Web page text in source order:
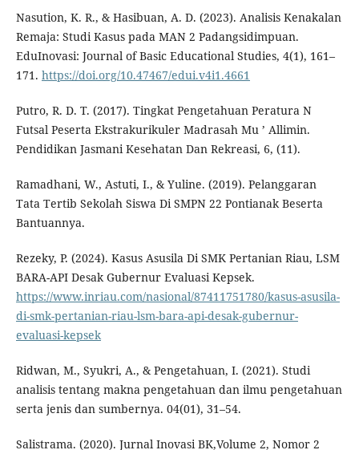
Nasution, K. R., & Hasibuan, A. D. (2023). Analisis Kenakalan
Remaja: Studi Kasus pada MAN 2 Padangsidimpuan.
EduInovasi: Journal of Basic Educational Studies, 4(1), 161–
171. https://doi.org/10.47467/edui.v4i1.4661
Putro, R. D. T. (2017). Tingkat Pengetahuan Peratura N
Futsal Peserta Ekstrakurikuler Madrasah Mu ’ Allimin.
Pendidikan Jasmani Kesehatan Dan Rekreasi, 6, (11).
Ramadhani, W., Astuti, I., & Yuline. (2019). Pelanggaran
Tata Tertib Sekolah Siswa Di SMPN 22 Pontianak Beserta
Bantuannya.
Rezeky, P. (2024). Kasus Asusila Di SMK Pertanian Riau, LSM
BARA-API Desak Gubernur Evaluasi Kepsek.
https://www.inriau.com/nasional/87411751780/kasus-asusila-
di-smk-pertanian-riau-lsm-bara-api-desak-gubernur-
evaluasi-kepsek
Ridwan, M., Syukri, A., & Pengetahuan, I. (2021). Studi
analisis tentang makna pengetahuan dan ilmu pengetahuan
serta jenis dan sumbernya. 04(01), 31–54.
Salistrama. (2020). Jurnal Inovasi BK,Volume 2, Nomor 2